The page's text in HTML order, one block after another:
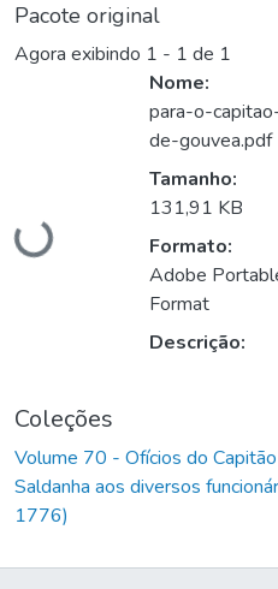
Pacote original
Agora exibindo 1 - 1 de 1
Carregando...
Nome:
para-o-
de-gouvea.pdf
Tamanho:
131,91 KB
Formato:
Adobe
Format
Descrição:
Coleções
Volume 70 - Ofícios do
Saldanha aos diversos
1776)